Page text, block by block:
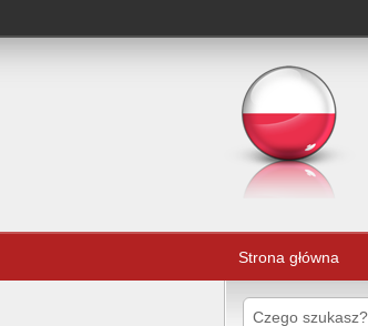
Strona główna